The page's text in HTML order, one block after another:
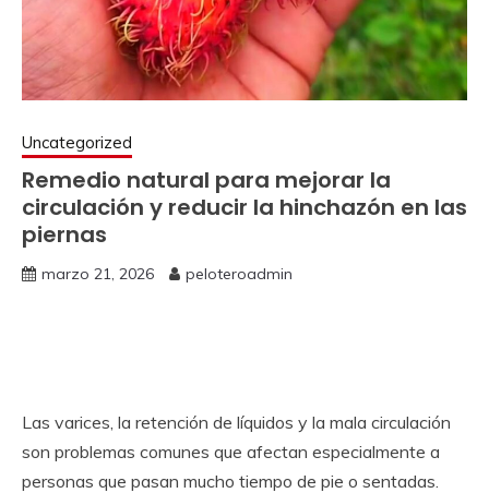
Uncategorized
Remedio natural para mejorar la
circulación y reducir la hinchazón en las
piernas
marzo 21, 2026 peloteroadmin
Las varices, la retención de líquidos y la mala circulación
son problemas comunes que afectan especialmente a
personas que pasan mucho tiempo de pie o sentadas.